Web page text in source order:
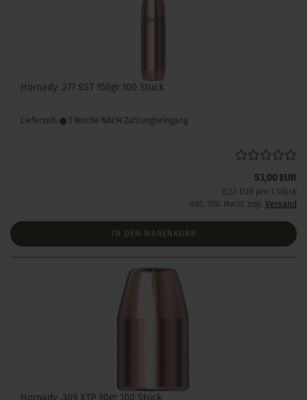
Hornady .277 SST 150gr 100 Stück
Lieferzeit: 1 Woche NACH Zahlungseingang
53,00 EUR
0,53 EUR pro 1 Stück
inkl. 19% MwSt. zzgl. Versand
IN DEN WARENKORB
Hornady .309 XTP 90gr 100 Stück